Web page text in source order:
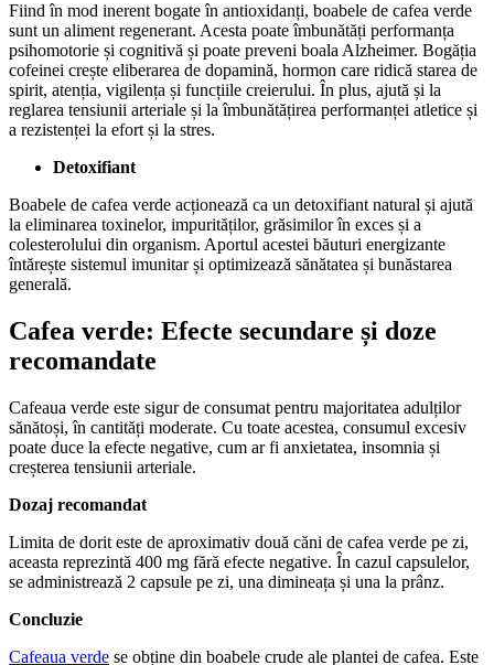
Fiind în mod inerent bogate în antioxidanți, boabele de cafea verde
sunt un aliment regenerant. Acesta poate îmbunătăți performanța
psihomotorie și cognitivă și poate preveni boala Alzheimer. Bogăția
cofeinei crește eliberarea de dopamină, hormon care ridică starea de
spirit, atenția, vigilența și funcțiile creierului. În plus, ajută și la
reglarea tensiunii arteriale și la îmbunătățirea performanței atletice și
a rezistenței la efort și la stres.
Detoxifiant
Boabele de cafea verde acționează ca un detoxifiant natural și ajută
la eliminarea toxinelor, impurităților, grăsimilor în exces și a
colesterolului din organism. Aportul acestei băuturi energizante
întărește sistemul imunitar și optimizează sănătatea și bunăstarea
generală.
Cafea verde: Efecte secundare și doze
recomandate
Cafeaua verde este sigur de consumat pentru majoritatea adulților
sănătoși, în cantități moderate. Cu toate acestea, consumul excesiv
poate duce la efecte negative, cum ar fi anxietatea, insomnia și
creșterea tensiunii arteriale.
Dozaj recomandat
Limita de dorit este de aproximativ două căni de cafea verde pe zi,
aceasta reprezintă 400 mg fără efecte negative. În cazul capsulelor,
se administrează 2 capsule pe zi, una dimineața și una la prânz.
Concluzie
Cafeaua verde se obține din boabele crude ale plantei de cafea. Este